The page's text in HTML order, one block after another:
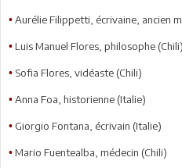
• Aurélie Filippetti, écrivaine, ancien
• Luis Manuel Flores, philosophe (Chili)
• Sofia Flores, vidéaste (Chili)
• Anna Foa, historienne (Italie)
• Giorgio Fontana, écrivain (Italie)
• Mario Fuentealba, médecin (Chili)